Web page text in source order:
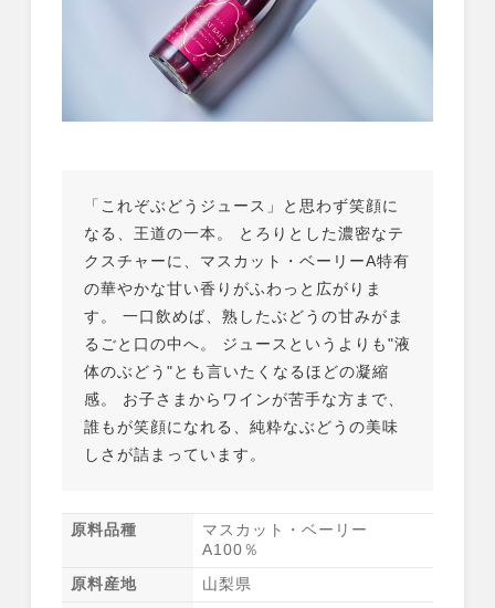
「これぞぶどうジュース」と思わず笑顔に
なる、王道の一本。 とろりとした濃密なテ
クスチャーに、マスカット・ベーリーA特有
の華やかな甘い香りがふわっと広がりま
す。 一口飲めば、熟したぶどうの甘みがま
るごと口の中へ。 ジュースというよりも"液
体のぶどう"とも言いたくなるほどの凝縮
感。 お子さまからワインが苦手な方まで、
誰もが笑顔になれる、純粋なぶどうの美味
しさが詰まっています。
原料品種
マスカット・ベーリー
A100％
原料産地 山梨県